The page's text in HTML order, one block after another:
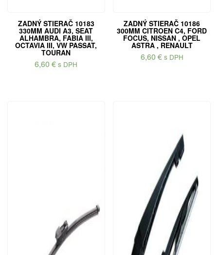
ZADNÝ STIERAČ 10183
330MM AUDI A3, SEAT
ALHAMBRA, FABIA III,
OCTAVIA III, VW PASSAT,
TOURAN
6,60€ s DPH
ZADNÝ STIERAČ 10186
300MM CITROEN C4, FORD
FOCUS, NISSAN , OPEL
ASTRA , RENAULT
6,60 € s DPH